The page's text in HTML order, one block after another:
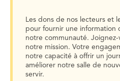
Les dons de nos lecteurs et
pour fournir une information
notre communauté.
notre mission. Votre
notre capacité à offrir un
améliorer notre salle de
servir.